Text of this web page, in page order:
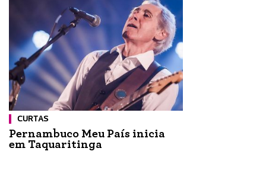
CURTAS
Pernambuco Meu País inicia
em Taquaritinga